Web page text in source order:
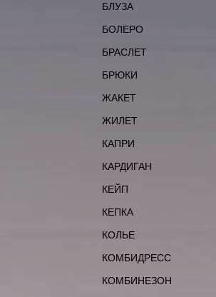
БЛУЗА
БОЛЕРО
БРАСЛЕТ
БРЮКИ
ЖАКЕТ
ЖИЛЕТ
КАПРИ
КАРДИГАН
КЕЙП
КЕПКА
КОЛЬЕ
КОМБИДРЕСС
КОМБИНЕЗОН